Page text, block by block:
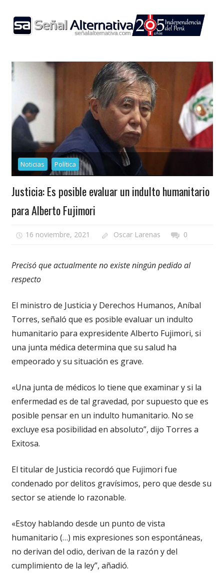
content
Noticias Política
Justicia: Es posible evaluar un indulto humanitario
para Alberto Fujimori
16 noviembre, 2021 Oscar Larenas 0
Precisó que actualmente no existe ningún pedido al
respecto
El ministro de Justicia y Derechos Humanos, Aníbal
Torres, señaló que es posible evaluar un indulto
humanitario para expresidente Alberto Fujimori, si
una junta médica determina que su salud ha
empeorado y su situación es grave.
«Una junta de médicos lo tiene que examinar y si la
enfermedad es de tal gravedad, por supuesto que es
posible pensar en un indulto humanitario. No se
excluye esa posibilidad en absoluto”, dijo Torres a
Exitosa.
El titular de Justicia recordó que Fujimori fue
condenado por delitos gravísimos, pero que desde su
sector se atiende lo razonable.
«Estoy hablando desde un punto de vista
humanitario (…) mis expresiones son espontáneas,
no derivan del odio, derivan de la razón y del
cumplimiento de la ley”, añadió.